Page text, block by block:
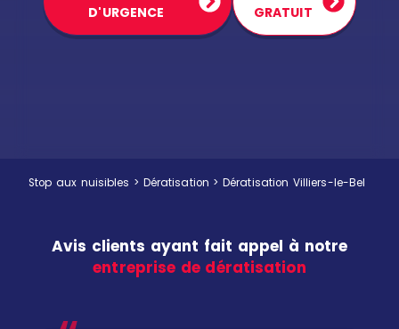
D'URGENCE
GRATUIT
Stop aux nuisibles > Dératisation >Dératisation Villiers-le-Bel
Avis clients ayant fait appel à notre
entreprise de dératisation